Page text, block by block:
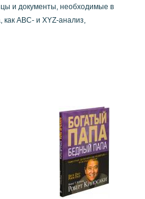
и документы, необходимые в
АВC- и XYZ-анализ,